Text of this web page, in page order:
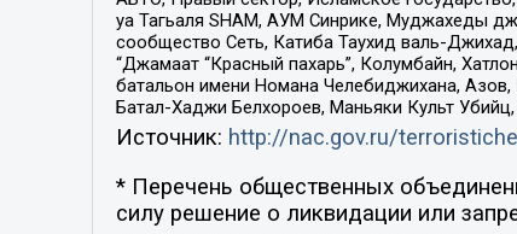
уа Тагьаля SHAM, АУМ Синрике, Муджахеды
сообщество Сеть, Катиба Таухид валь-
“Джамаат “Красный пахарь”, Колумбайн,
батальон имени Номана Челебиджихана,
Батал-Хаджи Белхороев, Маньяки Культ
Источник: http://nac.gov.ru/
* Перечень общественных
силу решение о ликвидации или